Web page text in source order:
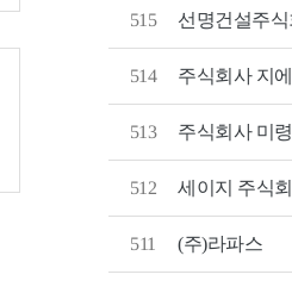
515 선명건설주
514 주식회사 지
513 주식회사 미
512 세이지 주식
511 (주)라파스